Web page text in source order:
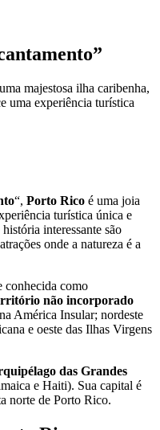
majestosa ilha caribenha,
uma experiência turística
“, Porto Rico é uma joia
turística única e
interessante são
onde a natureza é a
conhecida como
não incorporado
América Insular; nordeste
e oeste das Ilhas Virgens
das Grandes
e Haiti). Sua capital é
norte de Porto Rico.